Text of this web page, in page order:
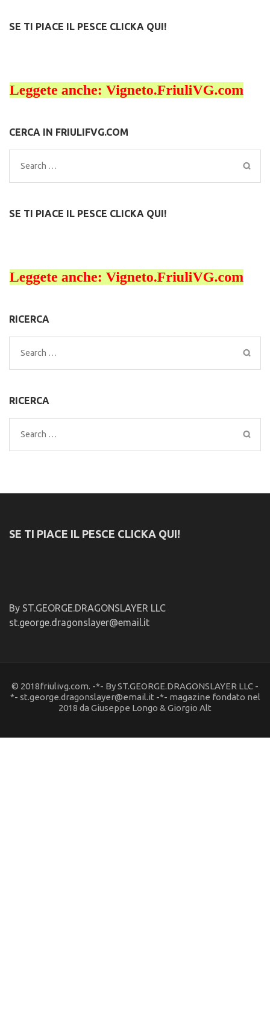
SE TI PIACE IL PESCE CLICKA QUI!
CERCA IN FRIULIFVG.COM
Search
SE TI PIACE IL PESCE CLICKA QUI!
RICERCA
Search
RICERCA
Search
SE TI PIACE IL PESCE CLICKA QUI!
By ST.GEORGE.DRAGONSLAYER LLC
st.george.dragonslayer@email.it
© 2018friulivg.com. -*- By ST.GEORGE.DRAGONSLAYER LLC -
*- st.george.dragonslayer@email.it -*- magazine fondato nel
2018 da Giuseppe Longo & Giorgio Alt